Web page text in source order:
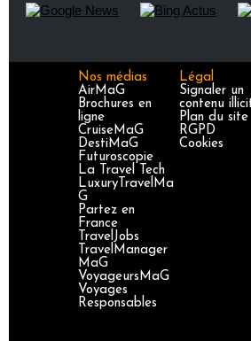
Nos médias
AirMaG
Brochures en
ligne
CruiseMaG
DestiMaG
Futuroscopie
La Travel Tech
LuxuryTravelMa
G
Partez en
France
TravelJobs
TravelManager
MaG
VoyageursMaG
Voyages
Responsables
Légal
Signaler un
contenu
Plan du site
RGPD
Cookies